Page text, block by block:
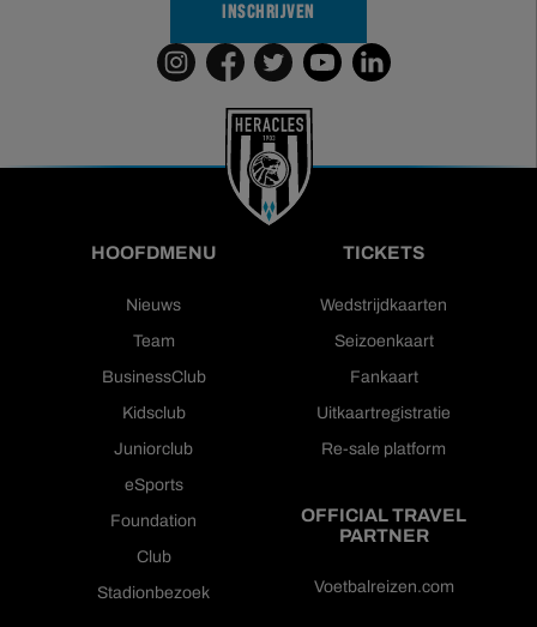
INSCHRIJVEN
HOOFDMENU
Nieuws
Team
BusinessClub
Kidsclub
Juniorclub
eSports
Foundation
Club
Stadionbezoek
TICKETS
Wedstrijdkaarten
Seizoenkaart
Fankaart
Uitkaartregistratie
Re-sale platform
OFFICIAL TRAVEL
PARTNER
Voetbalreizen.com